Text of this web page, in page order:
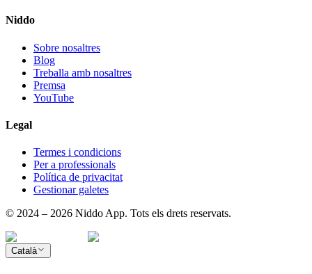
Niddo
Sobre nosaltres
Blog
Treballa amb nosaltres
Premsa
YouTube
Legal
Termes i condicions
Per a professionals
Política de privacitat
Gestionar galetes
© 2024 – 2026 Niddo App. Tots els drets reservats.
Català